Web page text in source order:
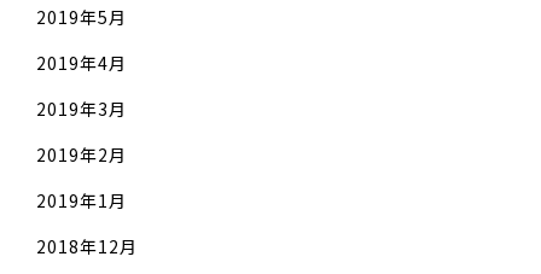
2019年5月
2019年4月
2019年3月
2019年2月
2019年1月
2018年12月